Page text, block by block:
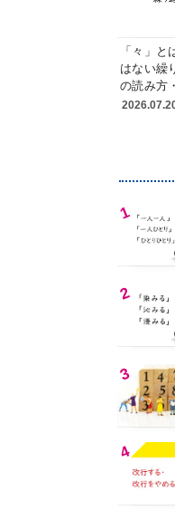
「々」と
はない繰
の読み方
い方を解